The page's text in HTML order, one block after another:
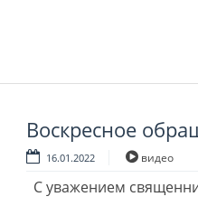
Воскресное
16.01.2022 видео
С уважением